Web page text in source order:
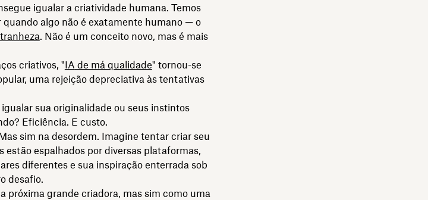
igualar a criatividade humana. Temos
algo não é exatamente humano — o
. Não é um conceito novo, mas é mais
criativos, "IA de má qualidade" tornou-se
uma rejeição depreciativa às tentativas
sua originalidade ou seus instintos
Eficiência. E custo.
sim na desordem. Imagine tentar criar seu
estão espalhados por diversas plataformas,
diferentes e sua inspiração enterrada sob
desafio.
próxima grande criadora, mas sim como uma